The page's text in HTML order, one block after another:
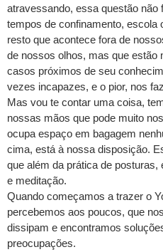
atravessando, essa questão não
tempos de confinamento, escola
resto que acontece fora de
de nossos olhos, mas que estão
casos próximos de seu
vezes incapazes, e o pior, nos
Mas vou te contar uma coisa,
nossas mãos que pode muito
ocupa espaço em bagagem
cima, está à nossa disposição.
que além da prática de
e meditação.
Quando começamos a trazer o
percebemos aos poucos, que
dissipam e encontramos
preocupações.